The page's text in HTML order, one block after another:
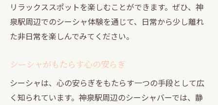
リラックススポットを楽しむことができます。ぜひ、神
泉駅周辺でのシーシャ体験を通じて、日常から少し離れ
た非日常を楽しんでみてください。
シーシャがもたらす心の安らぎ
シーシャは、心の安らぎをもたらす一つの手段として広
く知られています。神泉駅周辺のシーシャバーでは、静